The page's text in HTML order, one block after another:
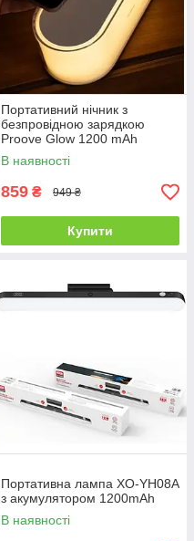
Портативний нічник з
безпровідною зарядкою
Proove Glow 1200 mAh
В наявності
859 ₴ 949 ₴
Купити
Портативна лампа XO-YH08A
з акумулятором 1200mAh
В наявності